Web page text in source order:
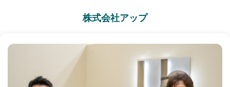
株式会社アップ